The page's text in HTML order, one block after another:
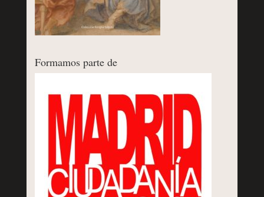
Formamos parte de